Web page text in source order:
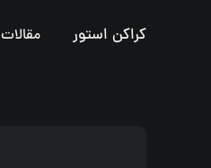
کراکن استور مقالات